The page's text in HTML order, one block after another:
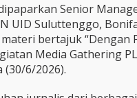
Senior
UID Suluttenggo,
bertajuk “Dengan
Media Gathering
(30/6/2026).